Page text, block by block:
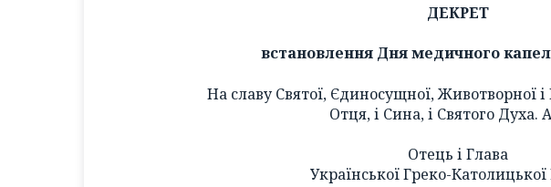
ДЕКРЕТ
встановлення Дня медичного
На славу Святої, Єдиносущної, Животворної і
Отця, і Сина, і Святого Духа.
Отець і Глава
Української Греко-